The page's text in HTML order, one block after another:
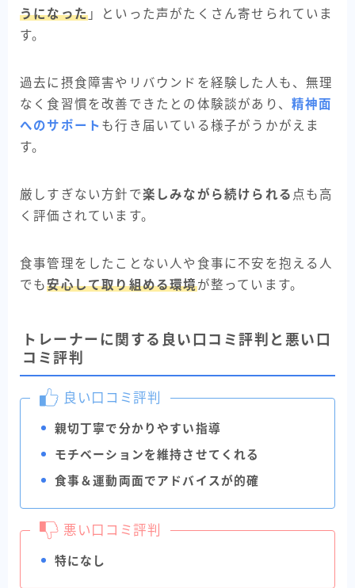
うになった 」といった声がたくさん寄せられていま
す。
過去に摂食障害やリバウンドを経験した人も、無理
なく食習慣を改善できたとの体験談があり、 精神面
へのサポート も行き届いている様子がうかがえま
す。
厳しすぎない方針で楽しみながら続けられる 点も高
く評価されています。
食事管理をしたことない人や食事に不安を抱える人
でも安心して取り組める環境が整っています。
トレーナーに関する良い口コミ評判と悪い口
コミ評判
良い口コミ評判
親切丁寧で分かりやすい指導
モチベーションを維持させてくれる
食事＆運動両面でアドバイスが的確
悪い口コミ評判
特になし